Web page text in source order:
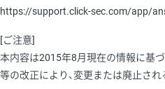
https://support.click-sec.com/app/
[ご注意]
本内容は2015年8月現在の情報に基づ
等の改正により、変更または廃止され